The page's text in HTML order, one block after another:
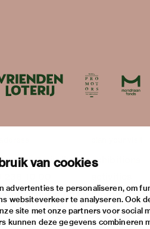
van cookies
advertenties te personaliseren, om
websiteverkeer te analyseren. Ook
site met onze partners voor social
kunnen deze gegevens combineren
2 eindhovenexhibitions
practical